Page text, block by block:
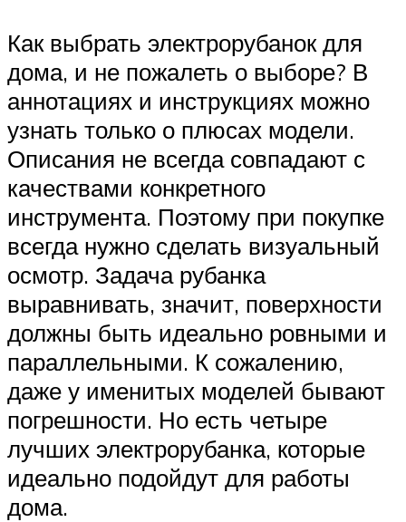
Как выбрать электрорубанок для
дома, и не пожалеть о выборе? В
аннотациях и инструкциях можно
узнать только о плюсах модели.
Описания не всегда совпадают с
качествами конкретного
инструмента. Поэтому при покупке
всегда нужно сделать визуальный
осмотр. Задача рубанка
выравнивать, значит, поверхности
должны быть идеально ровными и
параллельными. К сожалению,
даже у именитых моделей бывают
погрешности. Но есть четыре
лучших электрорубанка, которые
идеально подойдут для работы
дома.